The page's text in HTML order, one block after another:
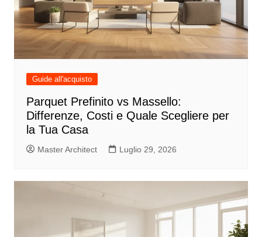
Guide all'acquisto
Parquet Prefinito vs Massello:
Differenze, Costi e Quale Scegliere per
la Tua Casa
Master Architect Luglio 29, 2026